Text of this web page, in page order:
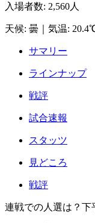
入場者数: 2,560人
天候: 曇 気温:
サマリー
ラインナップ
戦評
試合速報
スタッツ
見どころ
戦評
連戦での人選は？下